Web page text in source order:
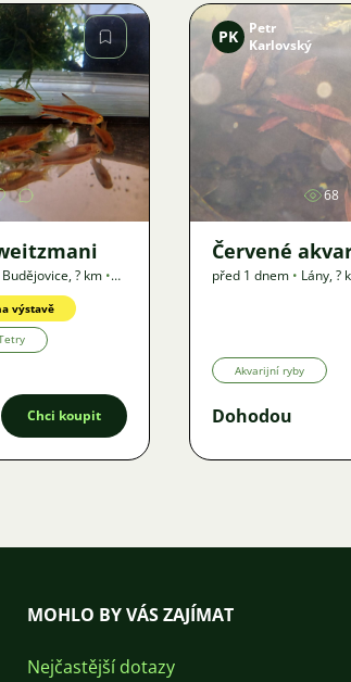
,? km •
výstavě
Chci koupit
PK
Petr
Karlovský
68
Červené
před 1 dnem • Lány,?
Akvarijní ryby
Dohodou
MOHLO BY VÁS ZAJÍMAT
Nejčastější dotazy